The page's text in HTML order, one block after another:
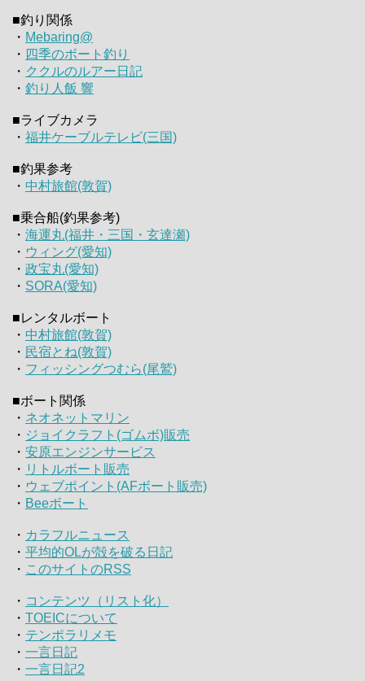
■釣り関係
・ Mebaring@
・ 四季のボート釣り
・ ククルのルアー日記
・ 釣り人飯 響
■ライブカメラ
・ 福井ケーブルテレビ(三国)
■釣果参考
・ 中村旅館(敦賀)
■乗合船(釣果参考)
・ 海運丸(福井・三国・玄達瀬)
・ ウィング(愛知)
・ 政宝丸(愛知)
・ SORA(愛知)
■レンタルボート
・ 中村旅館(敦賀)
・ 民宿とね(敦賀)
・ フィッシングつむら(尾鷲)
■ボート関係
・ ネオネットマリン
・ ジョイクラフト(ゴムボ)販売
・ 安原エンジンサービス
・ リトルボート販売
・ ウェブポイント(AFボート販売)
・ Beeボート
・ カラフルニュース
・ 平均的OLが殻を破る日記
・ このサイトのRSS
・ コンテンツ（リスト化）
・ TOEICについて
・ テンポラリメモ
・ 一言日記
・ 一言日記2